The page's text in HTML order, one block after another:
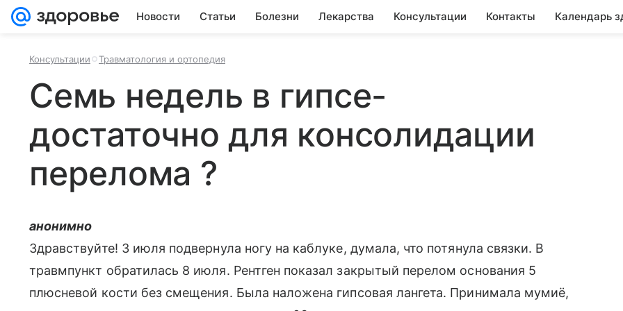
Новости Статьи Болезни Лекарства Консультации Контакты Календарь
Консультации Травматология и ортопедия
Семь недель в гипсе-
достаточно для консолидации
перелома ?
анонимно
Здравствуйте! 3 июля подвернула ногу на каблуке, думала, что потянула связки. В
травмпункт обратилась 8 июля. Рентген показал закрытый перелом основания 5
плюсневой кости без смещения. Была наложена гипсовая лангета. Принимала мумиё,